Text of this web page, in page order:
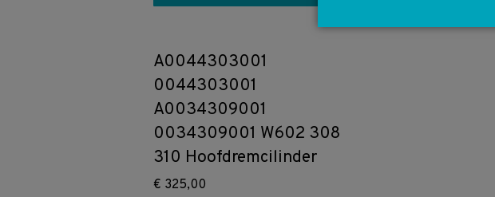
A0044303001
0044303001
A0034309001
0034309001 W602 308
310 Hoofdremcilinder
€ 325,00